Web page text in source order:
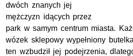
dwóch znanych jej
mężczyzn idących przez
park w samym centrum miasta.
wózek sklepowy wypełniony
ten wzbudził jej podejrzenia,